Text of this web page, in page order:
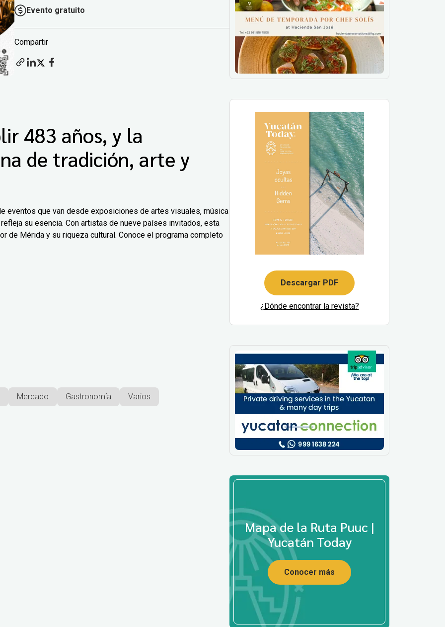
Evento gratuito
Compartir
483 años, y la
de tradición, arte y
eventos que van desde exposiciones de artes visuales, música
su esencia. Con artistas de nueve países invitados, esta
de Mérida y su riqueza cultural. Conoce el programa completo
Mercado Gastronomía Varios
Descargar PDF
¿Dónde encontrar la revista?
Mapa de la Ruta Puuc |
Yucatán Today
Conocer más